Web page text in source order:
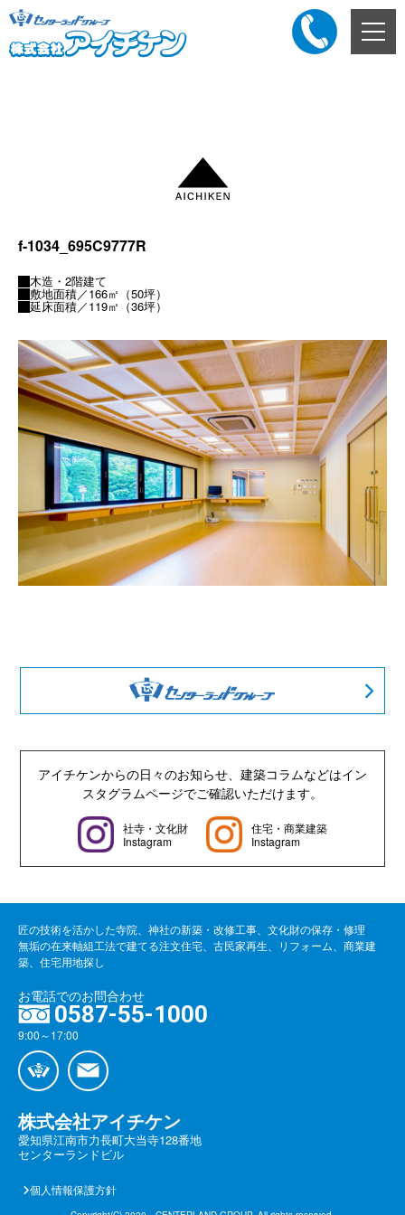
メ
ニ
f-1034_695C9777R
木造・2階建て
敷地面積／166㎡（50坪）
延床面積／119㎡（36坪）
アイチケンからの日々のお知らせ、建築コラムなどはイン
スタグラムページでご確認いただけます。
社寺・文化財
Instagram
住宅・商業建築
Instagram
匠の技術を活かした寺院、神社の新築・改修工事、文化財の保存・修理
無垢の在来軸組工法で建てる注文住宅、古民家再生、リフォーム、商業建
築、住宅用地探し
株式会社アイチケン
愛知県江南市力長町大当寺128番地
センターランドビル
お電話でのお問合わせ
0587-55-1000
9:00～17:00
個人情報保護方針